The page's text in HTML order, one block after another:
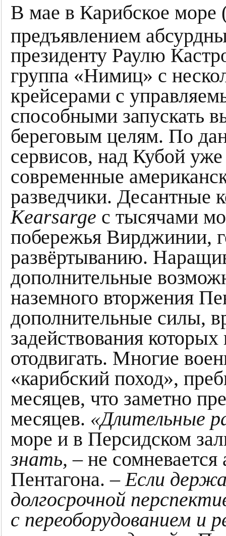
В мае в Карибское море
предъявлением
президенту Раулю
группа «Нимиц» с
крейсерами с
способными запускать
береговым целям. По
сервисов, над Кубой
современные
разведчики. Десантные
Kearsarge с тысячами
побережья Вирджинии,
развёртыванию.
дополнительные
наземного вторжения
дополнительные силы,
задействования
отодвигать. Многие
«карибский поход»,
месяцев, что заметно
месяцев. «Длительные
море и в Персидском
знать,– не
Пентагона. –Если
долгосрочной
с переоборудованием и